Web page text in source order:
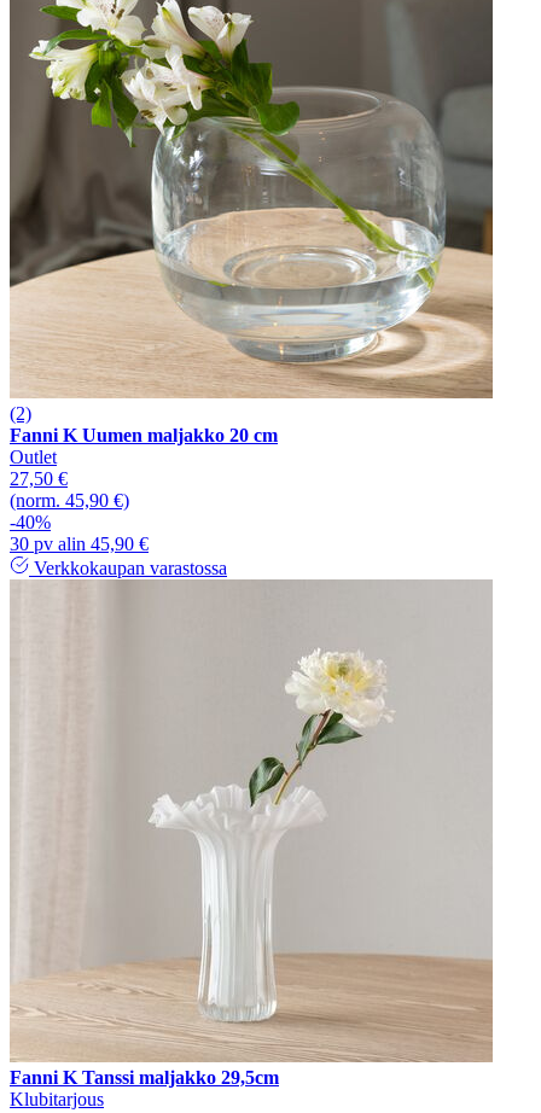
(2)
Fanni K Uumen maljakko 20 cm
Outlet
27,50 €
(norm. 45,90 €)
-40%
30 pv alin 45,90 €
Verkkokaupan varastossa
Fanni K Tanssi maljakko 29,5cm
Klubitarjous